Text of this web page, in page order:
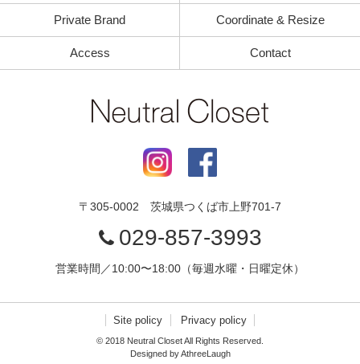
Private Brand Coordinate & Resize
Access Contact
〒 305-0002 茨城県つくば市 上野701-7
029-857-3993
営業時間／10:00〜18:00（毎週水曜・日曜定休）
Site policy Privacy policy
© 2018 Neutral Closet All Rights Reserved.
Designed byAthreeLaugh